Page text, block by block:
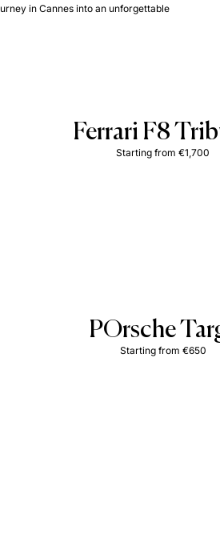
in Cannes into an unforgettable
Ferrari F8
Starting from €1,700
POrsche
Starting from €650